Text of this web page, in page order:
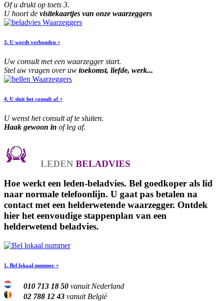
Of u drukt op toets 3.
U hoort de visitekaartjes van onze waarzeggers
3. U wordt verbonden +
Uw consult met een waarzegger start.
Stel uw vragen over uw toekomst, liefde, werk...
4. U sluit het consult af +
U wenst het consult af te sluiten.
Haak gewoon in of leg af.
LEDEN BELADVIES
Hoe werkt een leden-beladvies. Bel goedkoper als lid
naar normale telefoonlijn. U gaat pas betalen na
contact met een helderwetende waarzegger. Ontdek
hier het eenvoudige stappenplan van een
helderwetend beladvies.
1. Bel lokaal nummer +
010 713 18 50 vanuit Nederland
02 788 12 43 vanuit België